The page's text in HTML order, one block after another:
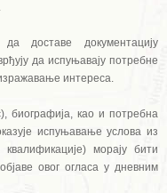
доставе документацију
да испуњавају потребне
интереса.
биографија, као и потребна
испуњавање услова из
морају бити
овог огласа у дневним